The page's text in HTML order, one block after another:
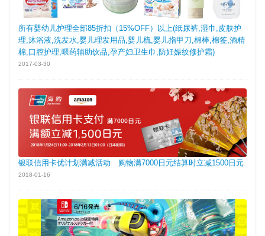
所有婴幼儿护理全部85折扣（15%OFF）以上(纸尿裤,湿巾,皮肤护
理,沐浴液,洗发水,婴儿理发用品,婴儿梳,婴儿指甲刀,棉棒,棉签,酒精
棉,口腔护理,喂药辅助饮品,孕产妇卫生巾,防妊娠纹修护霜)
2017-03-30
银联信用卡优计划满减活动 购物满7000日元结算时立减1500日元
2018-01-16